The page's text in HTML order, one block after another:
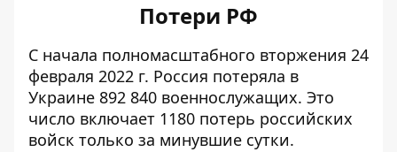
Потери РФ
С начала полномасштабного вторжения 24
февраля 2022 г. Россия потеряла в
Украине 892 840 военнослужащих. Это
число включает 1180 потерь российских
войск только за минувшие сутки.